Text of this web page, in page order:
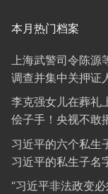
本月热门档案
上海武警司令陈
调查并集中关押证
李克强女儿在葬礼
侩子手！央视不敢
习近平的六个私生
习近平的私生子名
“习近平非法政变